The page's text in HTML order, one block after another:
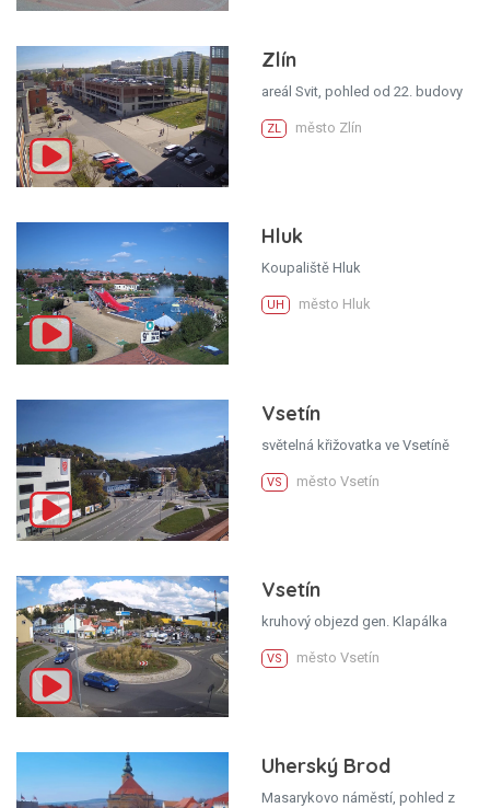
Zlín
areál Svit, pohled od 22. budovy
ZL město Zlín
Hluk
Koupaliště Hluk
UH město Hluk
Vsetín
světelná křižovatka ve Vsetíně
VS město Vsetín
Vsetín
kruhový objezd gen. Klapálka
VS město Vsetín
Uherský Brod
Masarykovo náměstí, pohled z